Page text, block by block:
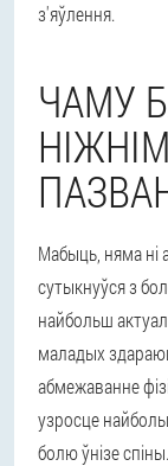
з'яўлення.
ЧАМУ
Мабыць, няма ні
сутыкнуўся з
найбольш
маладых
абмежаванне
узросце
болю ўнізе